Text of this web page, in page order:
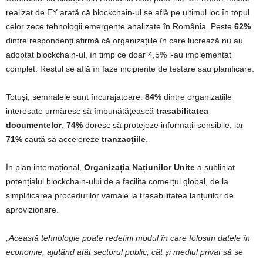
realizat de EY arată că blockchain-ul se află pe ultimul loc în topul
celor zece tehnologii emergente analizate în România. Peste 62%
dintre respondenți afirmă că organizațiile în care lucrează nu au
adoptat blockchain-ul, în timp ce doar 4,5% l-au implementat
complet. Restul se află în faze incipiente de testare sau planificare.
Totuși, semnalele sunt încurajatoare: 84% dintre organizațiile
interesate urmăresc să îmbunătățească trasabilitatea
documentelor, 74% doresc să protejeze informații sensibile, iar
71% caută să accelereze tranzacțiile
În plan internațional, Organizația Națiunilor Unite a subliniat
potențialul blockchain-ului de a facilita comerțul global, de la
simplificarea procedurilor vamale la trasabilitatea lanțurilor de
aprovizionare.
Această tehnologie poate redefini modul în care folosim datele în
economie, ajutând atât sectorul public, cât și mediul privat să se